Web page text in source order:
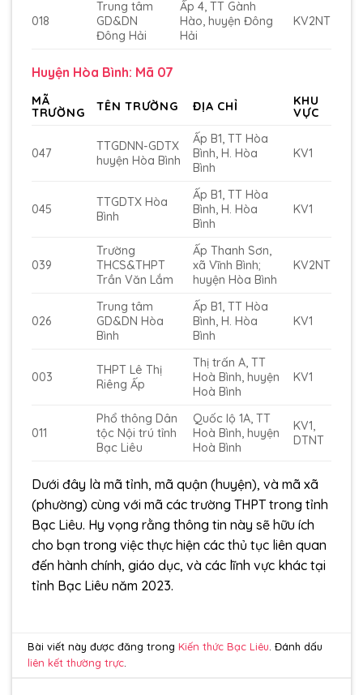
018
Trung tâm
GD&DN
Đông Hải
Ấp 4, TT Gành
Hào, huyện Đông
Hải
KV2NT
Huyện Hòa Bình: Mã 07
MÃ
TRƯỜNG
TÊN TRƯỜNG ĐỊA CHỈ
KHU
VỰC
047
TTGDNN-GDTX
huyện Hòa Bình
Ấp B1, TT Hòa
Bình, H. Hòa
Bình
KV1
045
TTGDTX Hòa
Bình
Ấp B1, TT Hòa
Bình, H. Hòa
Bình
KV1
039
Trường
THCS&THPT
Trần Văn Lắm
Ấp Thanh Sơn,
xã Vĩnh Bình;
huyện Hòa Bình
KV2NT
026
Trung tâm
GD&DN Hòa
Bình
Ấp B1, TT Hòa
Bình, H. Hòa
Bình
KV1
003
THPT Lê Thị
Riêng Ấp
Thị trấn A, TT
Hoà Bình, huyện
Hoà Bình
KV1
011
Phổ thông Dân
tộc Nội trú tỉnh
Bạc Liêu
Quốc lộ 1A, TT
Hoà Bình, huyện
Hoà Bình
KV1,
DTNT
Dưới đây là mã tỉnh, mã quận (huyện), và mã xã
(phường) cùng với mã các trường THPT trong tỉnh
Bạc Liêu. Hy vọng rằng thông tin này sẽ hữu ích
cho bạn trong việc thực hiện các thủ tục liên quan
đến hành chính, giáo dục, và các lĩnh vực khác tại
tỉnh Bạc Liêu năm 2023.
Bài viết này được đăng trong Kiến thức Bạc Liêu . Đánh dấu
liên kết thường trực